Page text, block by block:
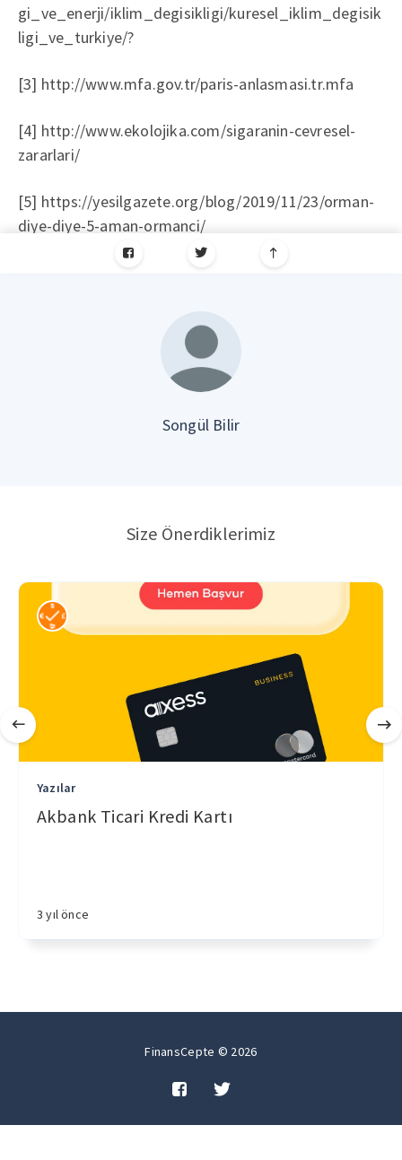
gi_ve_enerji/iklim_degisikligi/kuresel_iklim_degisik
ligi_ve_turkiye/?
[3] http://www.mfa.gov.tr/paris-anlasmasi.tr.mfa
[4] http://www.ekolojika.com/sigaranin-cevresel-
zararlari/
[5] https://yesilgazete.org/blog/2019/11/23/orman-
diye-diye-5-aman-ormanci/
Songül Bilir
Size Önerdiklerimiz
Yazılar
Akbank Ticari Kredi Kartı
3 yıl önce
FinansCepte © 2026